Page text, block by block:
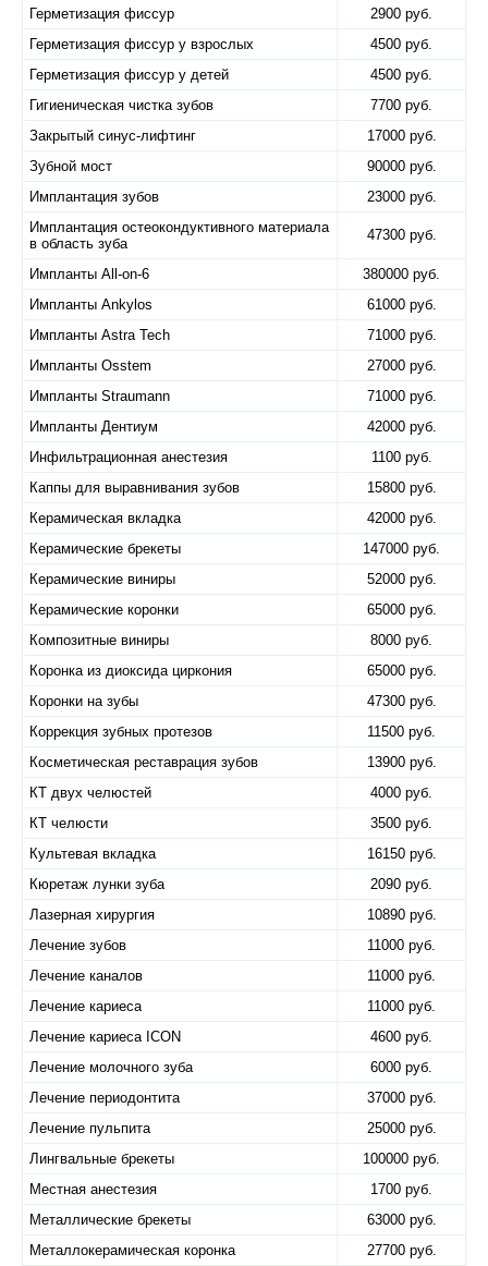
Герметизация фиссур
2900 руб.
Герметизация фиссур у взрослых
4500 руб.
Герметизация фиссур у детей
4500 руб.
Гигиеническая чистка зубов
7700 руб.
Закрытый синус-лифтинг
17000 руб.
Зубной мост
90000 руб.
Имплантация зубов
23000 руб.
Имплантация остеокондуктивного материала
в область зуба
47300 руб.
Импланты All-on-6
380000 руб.
Импланты Ankylos
61000 руб.
Импланты Astra Tech
71000 руб.
Импланты Osstem
27000 руб.
Импланты Straumann
71000 руб.
Импланты Дентиум
42000 руб.
Инфильтрационная анестезия
1100 руб.
Каппы для выравнивания зубов
15800 руб.
Керамическая вкладка
42000 руб.
Керамические брекеты
147000 руб.
Керамические виниры
52000 руб.
Керамические коронки
65000 руб.
Композитные виниры
8000 руб.
Коронка из диоксида циркония
65000 руб.
Коронки на зубы
47300 руб.
Коррекция зубных протезов
11500 руб.
Косметическая реставрация зубов
13900 руб.
КТ двух челюстей
4000 руб.
КТ челюсти
3500 руб.
Культевая вкладка
16150 руб.
Кюретаж лунки зуба
2090 руб.
Лазерная хирургия
10890 руб.
Лечение зубов
11000 руб.
Лечение каналов
11000 руб.
Лечение кариеса
11000 руб.
Лечение кариеса ICON
4600 руб.
Лечение молочного зуба
6000 руб.
Лечение периодонтита
37000 руб.
Лечение пульпита
25000 руб.
Лингвальные брекеты
100000 руб.
Местная анестезия
1700 руб.
Металлические брекеты
63000 руб.
Металлокерамическая коронка
27700 руб.